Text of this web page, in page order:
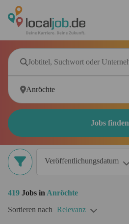
Jobs finden
Veröffentlichungsdatum
419 Jobs in Anröchte
Sortieren nach Relevanz